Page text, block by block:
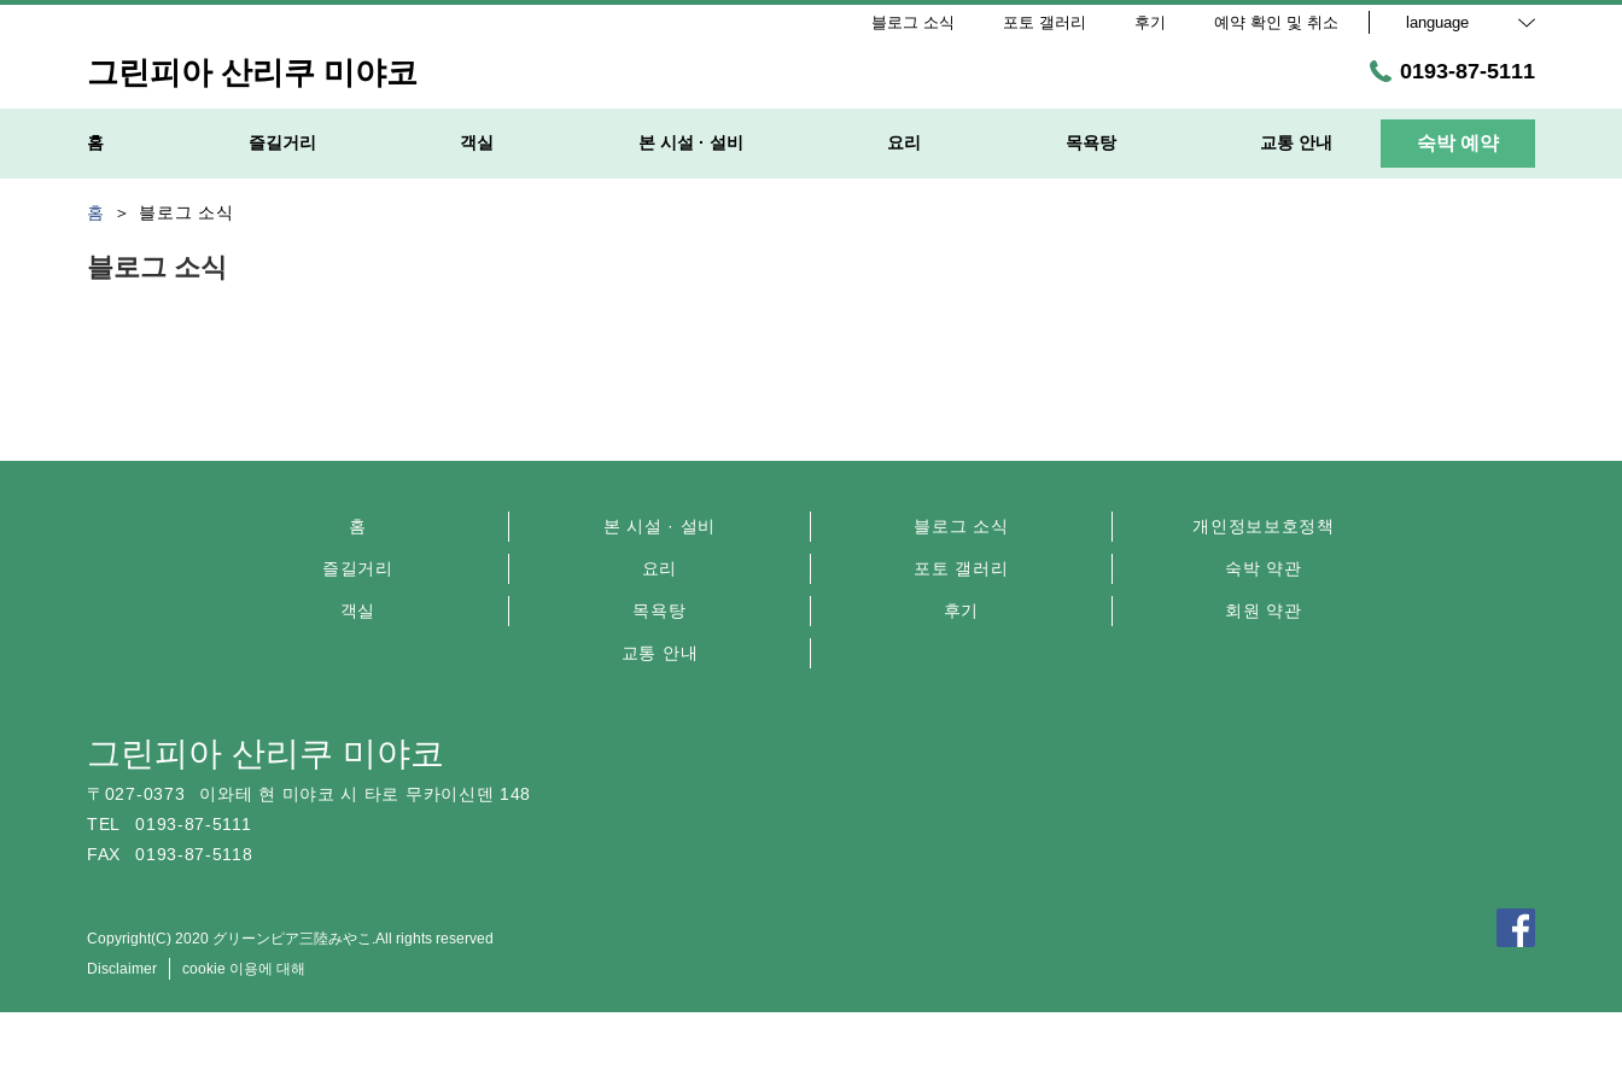
블로그 소식 포토 갤러리 후기 예약 확인 및 취소 language
그린피아 산리쿠 미야코 0193-87-5111
홈 즐길거리 객실 본 시설 · 설비 요리 목욕탕 교통 안내 숙박 예약
홈 블로그 소식
블로그 소식
홈
즐길거리
객실
본 시설 · 설비
요리
목욕탕
교통 안내
블로그 소식
포토 갤러리
후기
개인정보보호정책
숙박 약관
회원 약관
그린피아 산리쿠 미야코
〒 027-0373
이와테 현 미야코 시 타로 무카이신덴 148
TEL
0193-87-5111
FAX
0193-87-5118
Copyright(C) 2020 グリーンピア三陸みやこ.All rights reserved
Disclaimer
cookie 이용에 대해